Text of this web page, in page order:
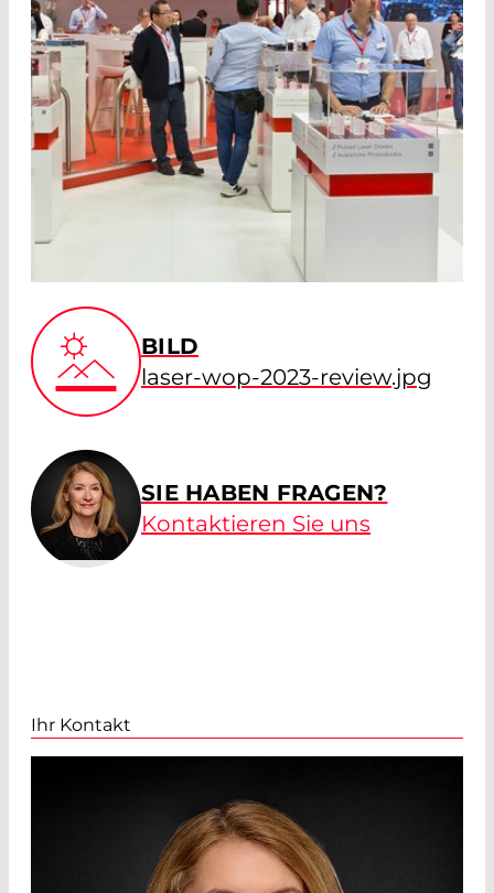
BILD
laser-wop-2023-review.jpg
SIE HABEN FRAGEN?
Kontaktieren Sie uns
Ihr Kontakt